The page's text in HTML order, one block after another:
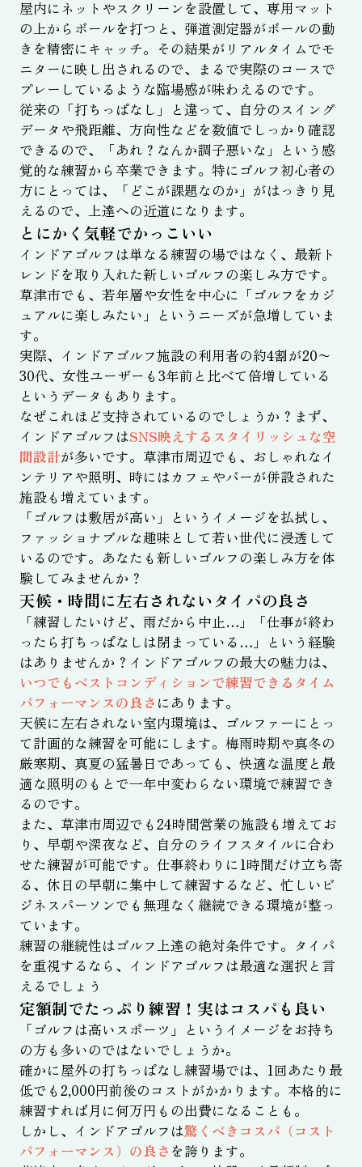
屋内にネットやスクリーンを設置して、専用マット
の上からボールを打つと、弾道測定器がボールの動
きを精密にキャッチ。その結果がリアルタイムでモ
ニターに映し出されるので、まるで実際のコースで
プレーしているような臨場感が味わえるのです。
従来の「打ちっぱなし」と違って、自分のスイング
データや飛距離、方向性などを数値でしっかり確認
できるので、「あれ？なんか調子悪いな」という感
覚的な練習から卒業できます。特にゴルフ初心者の
方にとっては、「どこが課題なのか」がはっきり見
えるので、上達への近道になります。
とにかく気軽でかっこいい
インドアゴルフは単なる練習の場ではなく、最新ト
レンドを取り入れた新しいゴルフの楽しみ方です。
草津市でも、若年層や女性を中心に「ゴルフをカジ
ュアルに楽しみたい」というニーズが急増していま
す。
実際、インドアゴルフ施設の利用者の約4割が20〜
30代、女性ユーザーも3年前と比べて倍増している
というデータもあります。
なぜこれほど支持されているのでしょうか？まず、
インドアゴルフはSNS映えするスタイリッシュな空
間設計が多いです。草津市周辺でも、おしゃれなイ
ンテリアや照明、時にはカフェやバーが併設された
施設も増えています。
「ゴルフは敷居が高い」というイメージを払拭し、
ファッショナブルな趣味として若い世代に浸透して
いるのです。あなたも新しいゴルフの楽しみ方を体
験してみませんか？
天候・時間に左右されないタイパの良さ
「練習したいけど、雨だから中止…」「仕事が終わ
ったら打ちっぱなしは閉まっている…」という経験
はありませんか？インドアゴルフの最大の魅力は、
いつでもベストコンディションで練習できるタイム
パフォーマンスの良さ にあります。
天候に左右されない室内環境は、ゴルファーにとっ
て計画的な練習を可能にします。梅雨時期や真冬の
厳寒期、真夏の猛暑日であっても、快適な温度と最
適な照明のもとで一年中変わらない環境で練習でき
るのです。
また、草津市周辺でも24時間営業の施設も増えてお
り、早朝や深夜など、自分のライフスタイルに合わ
せた練習が可能です。仕事終わりに1時間だけ立ち寄
る、休日の早朝に集中して練習するなど、忙しいビ
ジネスパーソンでも無理なく継続できる環境が整っ
ています。
練習の継続性はゴルフ上達の絶対条件です。タイパ
を重視するなら、インドアゴルフは最適な選択と言
えるでしょう
定額制でたっぷり練習！実はコスパも良い
「ゴルフは高いスポーツ」というイメージをお持ち
の方も多いのではないでしょうか。
確かに屋外の打ちっぱなし練習場では、1回あたり最
低でも2,000円前後のコストがかかります。本格的に
練習すれば月に何万円もの出費になることも。
しかし、インドアゴルフは驚くべきコスパ（コスト
パフォーマンス）の良さ を誇ります。